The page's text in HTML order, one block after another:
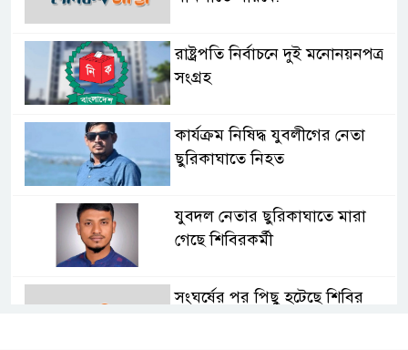
রাষ্ট্রপতি নির্বাচনে দুই মনোনয়নপত্র
সংগ্রহ
কার্যক্রম নিষিদ্ধ যুবলীগের নেতা
ছুরিকাঘাতে নিহত
যুবদল নেতার ছুরিকাঘাতে মারা
গেছে শিবিরকর্মী
সংঘর্ষের পর পিছু হটেছে শিবির